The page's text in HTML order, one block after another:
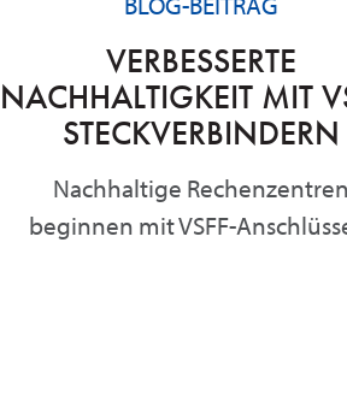
VERBESSERTE
NACHHALTIGKEIT MIT
STECKVERBINDERN
Nachhaltige Rechenzentren
beginnen mit VSFF-